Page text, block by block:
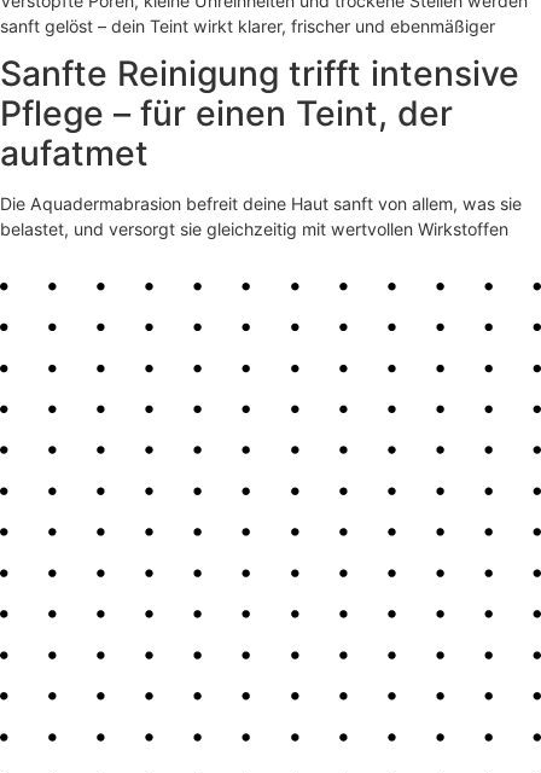
sanft gelöst – dein Teint wirkt klarer, frischer und ebenmäßiger
Sanfte Reinigung trifft intensive
Pflege – für einen Teint, der
aufatmet
Die Aquadermabrasion befreit deine Haut sanft von allem, was sie
belastet, und versorgt sie gleichzeitig mit wertvollen Wirkstoffen